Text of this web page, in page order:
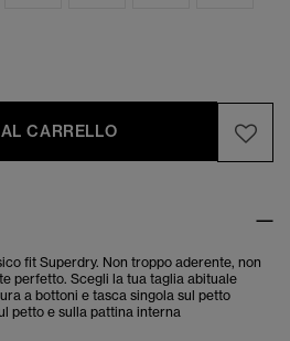
CARRELLO
fit Superdry. Non troppo aderente, non
perfetto. Scegli la tua taglia abituale
a bottoni e tasca singola sul petto
petto e sulla pattina interna